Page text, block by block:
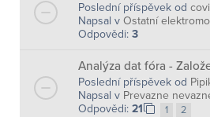
Poslední příspěvek od
Napsal v Ostatní
Odpovědi: 3
Analýza dat fóra -
Poslední příspěvek od
Napsal v Prevazne
Odpovědi: 21 1 2